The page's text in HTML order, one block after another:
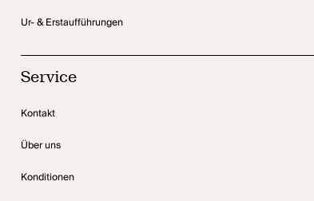
Ur- & Erstaufführungen
Service
Kontakt
Über uns
Konditionen